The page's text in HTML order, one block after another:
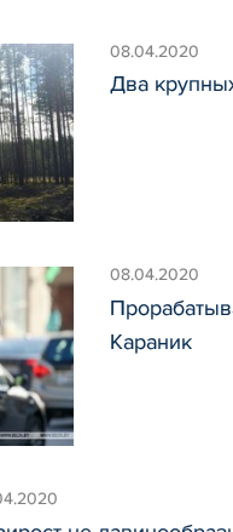
08.04.2020
Два
08.04.2020
Караник